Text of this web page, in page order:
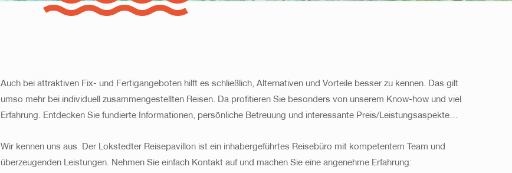
Auch bei attraktiven Fix- und Fertigangeboten hilft es schließlich, Alternativen und Vorteile besser zu kennen. Das gilt
umso mehr bei individuell zusammengestellten Reisen. Da profitieren Sie besonders von unserem Know-how und viel
Erfahrung. Entdecken Sie fundierte Informationen, persönliche Betreuung und interessante Preis/Leistungsaspekte…
Wir kennen uns aus. Der Lokstedter Reisepavillon ist ein inhabergeführtes Reisebüro mit kompetentem Team und
überzeugenden Leistungen. Nehmen Sie einfach Kontakt auf und machen Sie eine angenehme Erfahrung: